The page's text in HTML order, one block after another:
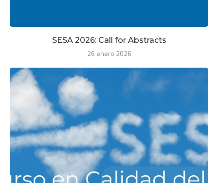
SESA 2026: Call for Abstracts
26 enero 2026